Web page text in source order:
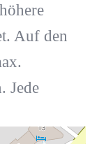
Auf den
Jede